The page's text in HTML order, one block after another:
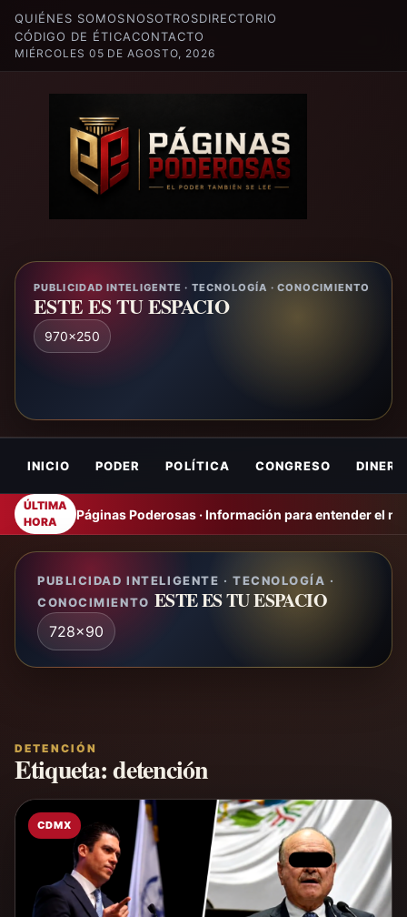
QUIÉNES SOMOSNOSOTROSDIRECTORIO
CÓDIGO DE ÉTICACONTACTO
MIÉRCOLES 05 DE AGOSTO, 2026
PUBLICIDAD INTELIGENTE · TECNOLOGÍA · CONOCIMIENTO
ESTE ES TU ESPACIO
970x250
INICIO PODER POLÍTICA CONGRESO DINERO
ÚLTIMA
HORA
Páginas Poderosas · Información para entender el
PUBLICIDAD INTELIGENTE · TECNOLOGÍA ·
CONOCIMIENTO ESTE ES TU ESPACIO
728x90
DETENCIÓN
Etiqueta:detención
CDMX